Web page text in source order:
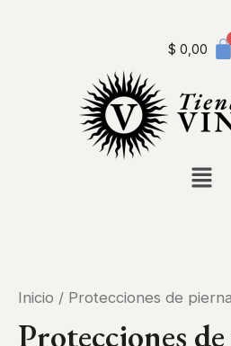
$ 0,00
Inicio / Protecciones de
Protecciones